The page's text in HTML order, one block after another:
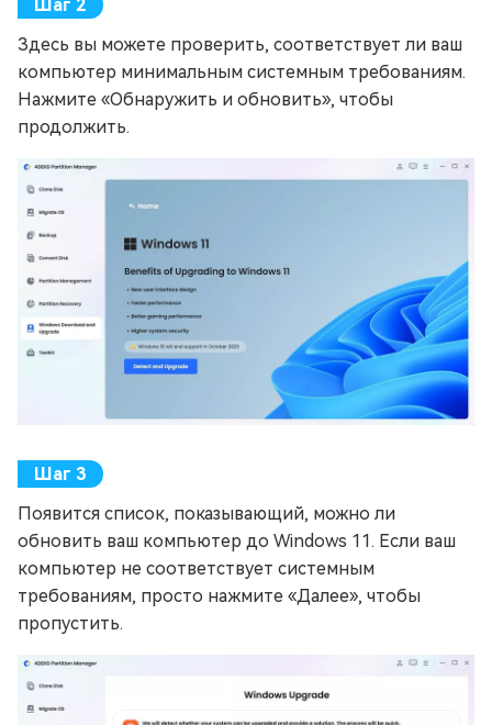
Здесь вы можете проверить, соответствует ли ваш
компьютер минимальным системным требованиям.
Нажмите «Обнаружить и обновить», чтобы
продолжить.
Появится список, показывающий, можно ли
обновить ваш компьютер до Windows 11. Если ваш
компьютер не соответствует системным
требованиям, просто нажмите «Далее», чтобы
пропустить.